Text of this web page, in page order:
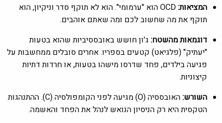
המציאות:
OCD הוא "ערמומי". הוא לא תוקף סדר וניקיון, הוא
תוקף את מה שחשוב לכם ומה שאתם אוהבים.
דוגמאות מהשטח:ג'ון חושש באובססיביות שהוא בטעות
"יעתיק" (פלגיאט) קטעים בספריו. אחרים סובלים ממחשבות על
פגיעה בילדים, פחד שדרסו מישהו בטעות, או חרדות דתיות
קיצוניות.
השורש:
האובססיה (O) מגיעה לפני הקומפולסיה (C). ההתנהגות
הטקסית היא רק הניסיון הנואש לנהל את הפחד והאשמה.